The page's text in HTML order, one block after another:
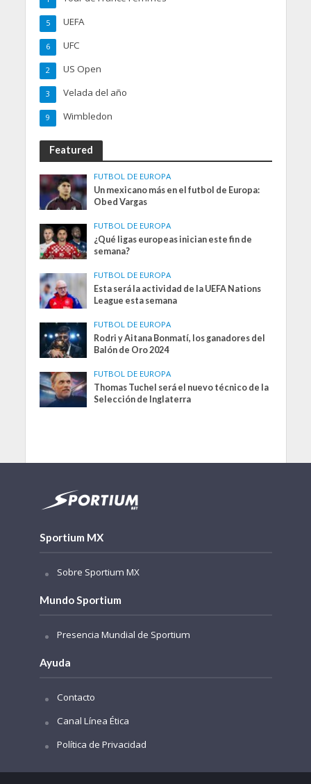
UEFA
5
UFC
6
US Open
2
Velada del año
3
Wimbledon
9
Featured
FUTBOL DE EUROPA
Un mexicano más en el futbol de Europa:
Obed Vargas
FUTBOL DE EUROPA
¿Qué ligas europeas inician este fin de
semana?
FUTBOL DE EUROPA
Esta será la actividad de la UEFA Nations
League esta semana
FUTBOL DE EUROPA
Rodri y Aitana Bonmatí, los ganadores del
Balón de Oro 2024
FUTBOL DE EUROPA
Thomas Tuchel será el nuevo técnico de la
Selección de Inglaterra
Sportium MX
Sobre Sportium MX
Mundo Sportium
Presencia Mundial de Sportium
Ayuda
Contacto
Canal Línea Ética
Política de Privacidad